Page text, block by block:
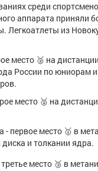
среди
аппарата приняли
Легкоатлеты из
место 🥈 на
России по юниорам и
место 🥈 на
- первое место 🥇 в
и толкании ядра.
место 🥉 в